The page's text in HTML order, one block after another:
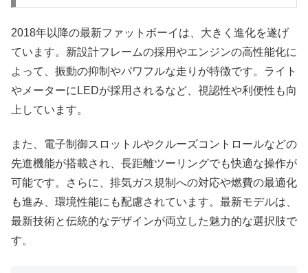
2018年以降の最新ファットボーイは、大きく進化を遂げ
ています。新設計フレームの採用やエンジンの高性能化に
よって、振動の抑制やパワフルな走りが特徴です。ライト
やメーターにLEDが採用されるなど、視認性や利便性も向
上しています。
また、電子制御スロットルやクルーズコントロールなどの
先進機能が搭載され、長距離ツーリングでも快適な操作が
可能です。さらに、排気ガス規制への対応や燃費の最適化
も進み、環境性能にも配慮されています。最新モデルは、
最新技術と伝統的なデザインが両立した魅力的な選択肢で
す。